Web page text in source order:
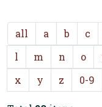
all a b c
l
m n o
x
y z 0-9